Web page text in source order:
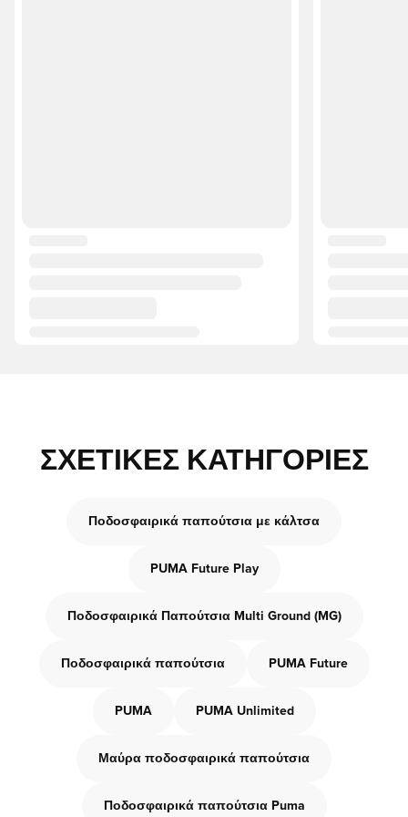
ΣΧΕΤΙΚΈΣ ΚΑΤΗΓΟΡΊΕΣ
Ποδοσφαιρικά παπούτσια με κάλτσα
PUMA Future Play
Ποδοσφαιρικά Παπούτσια Multi Ground (MG)
Ποδοσφαιρικά παπούτσια PUMA Future
PUMA PUMA Unlimited
Μαύρα ποδοσφαιρικά παπούτσια
Ποδοσφαιρικά παπούτσια Puma